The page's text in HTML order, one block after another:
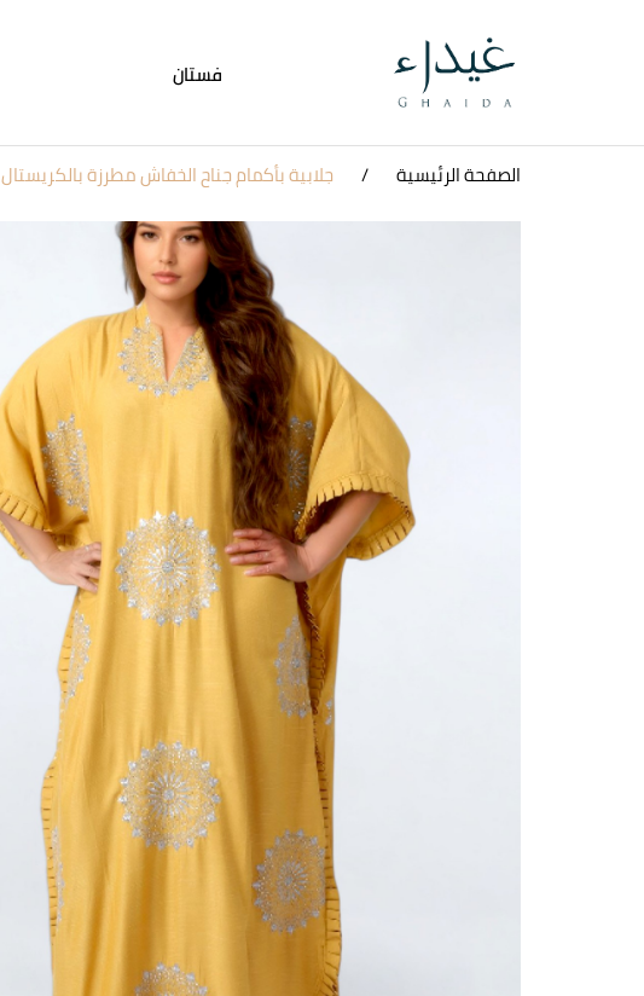
فستان
الصفحة الرئيسية جلابية بأكمام جناح الخفاش مطرزة بالكريستال